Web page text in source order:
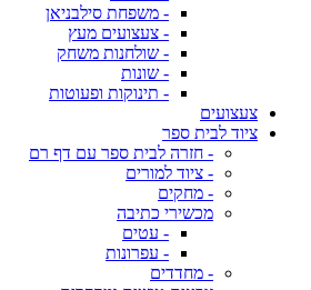
- משפחת סילבניאן
- צעצועים מעץ
- שולחנות משחק
- שונות
- תינוקות ופעוטות
צעצועים
ציוד לבית ספר
- חזרה לבית ספר עם דף רם
- ציוד למורים
- מחקים
מכשירי כתיבה
- עטים
- עפרונות
- מחדדים